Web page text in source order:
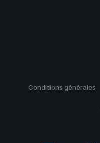
Conditions générales